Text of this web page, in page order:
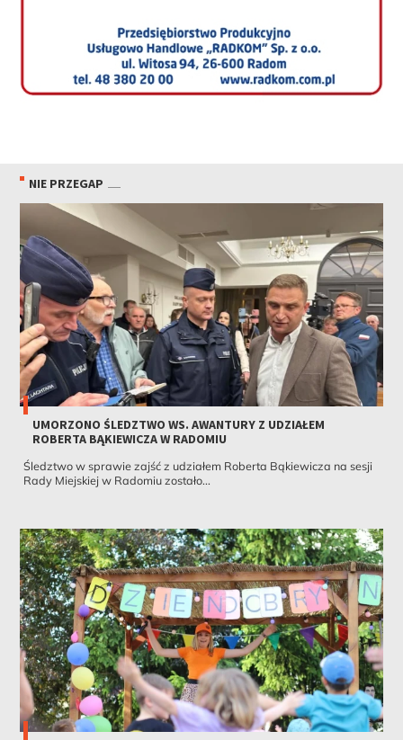
NIE PRZEGAP
UMORZONO ŚLEDZTWO WS. AWANTURY Z UDZIAŁEM
ROBERTA BĄKIEWICZA W RADOMIU
Śledztwo w sprawie zajść z udziałem Roberta Bąkiewicza na sesji
Rady Miejskiej w Radomiu zostało...